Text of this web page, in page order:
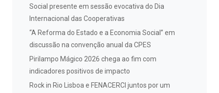
Social presente em sessão evocativa do Dia
Internacional das Cooperativas
“A Reforma do Estado e a Economia Social” em
discussão na convenção anual da CPES
Pirilampo Mágico 2026 chega ao fim com
indicadores positivos de impacto
Rock in Rio Lisboa e FENACERCI juntos por um